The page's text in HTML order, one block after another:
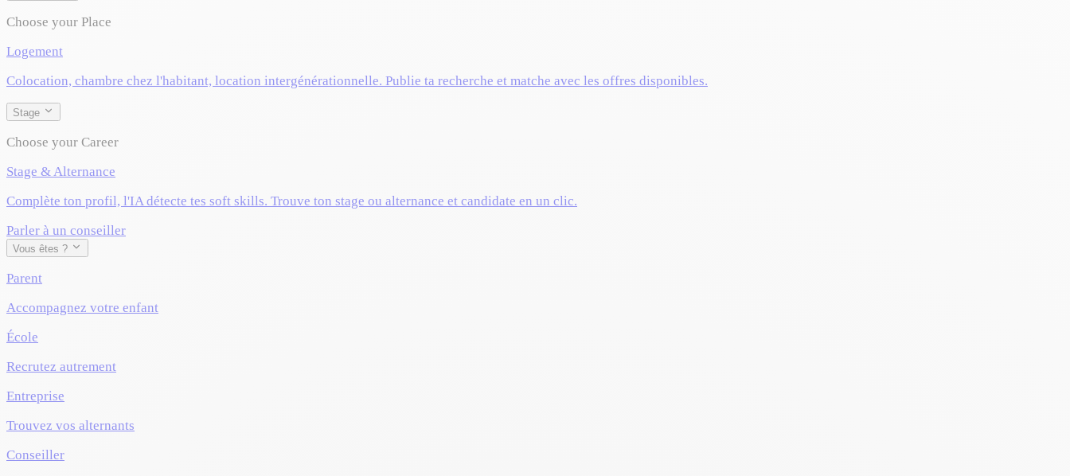
Choose your Place
Logement
Colocation, chambre chez l'habitant, location intergénérationnelle. Publie ta recherche et matche avec les offres disponibles.
Stage
Choose your Career
Stage & Alternance
Complète ton profil, l'IA détecte tes soft skills. Trouve ton stage ou alternance et candidate en un clic.
Parler à un conseiller
Vous êtes ?
Parent
Accompagnez votre enfant
École
Recrutez autrement
Entreprise
Trouvez vos alternants
Conseiller